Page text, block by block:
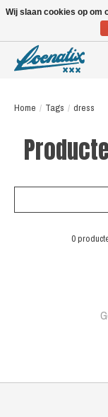
Home / Tags / dress
0
Wij slaan cookies op om